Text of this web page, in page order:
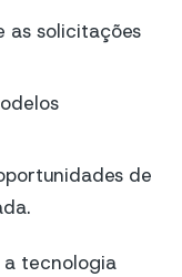
as solicitações
de
a tecnologia